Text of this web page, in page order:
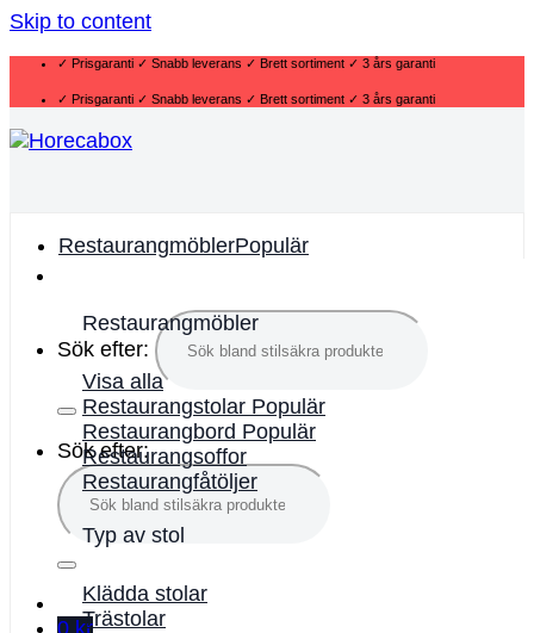
Skip to content
✓ Prisgaranti ✓ Snabb leverans ✓ Brett sortiment ✓ 3 års garanti
✓ Prisgaranti ✓ Snabb leverans ✓ Brett sortiment ✓ 3 års garanti
Sök efter:
Sök efter:
Restaurangmöbler
Restaurangmöbler
Visa alla
Restaurangstolar
Restaurangbord
Restaurangsoffor
Restaurangfåtöljer
Typ av stol
Klädda stolar
Trästolar